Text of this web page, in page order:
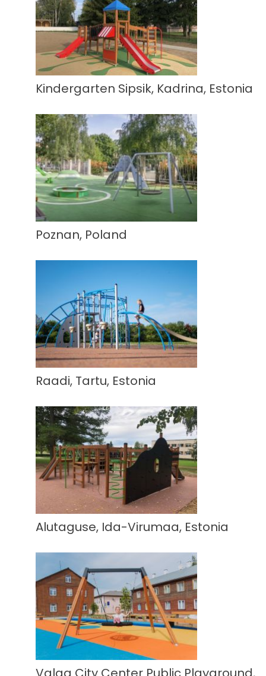
Kindergarten Sipsik, Kadrina, Estonia
Poznan, Poland
Raadi, Tartu, Estonia
Alutaguse, Ida-Virumaa, Estonia